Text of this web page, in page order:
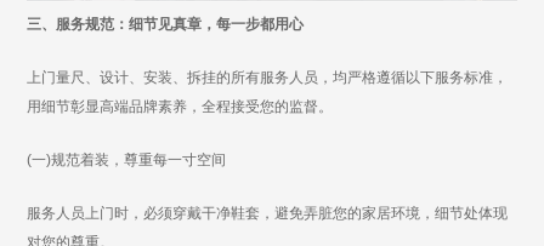
三、服务规范：细节见真章，每一步都用心
上门量尺、设计、安装、拆挂的所有服务人员，均严格遵循以下服务标准，
用细节彰显高端品牌素养，全程接受您的监督。
(一)规范着装，尊重每一寸空间
服务人员上门时，必须穿戴干净鞋套，避免弄脏您的家居环境，细节处体现